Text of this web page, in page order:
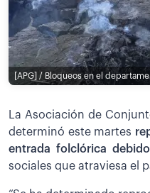
[APG] / Bloqueos en el
La Asociación de
determinó este martes
entrada folclórica
sociales que atraviesa el